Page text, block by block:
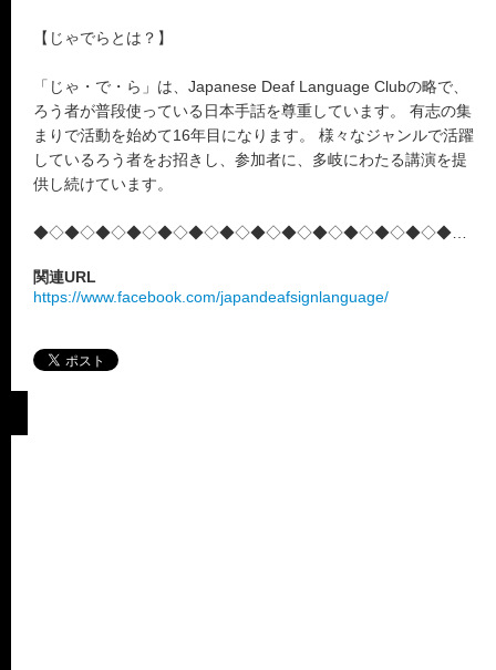
【じゃでらとは？】
「じゃ・で・ら」は、Japanese Deaf Language Clubの略で、
ろう者が普段使っている日本手話を尊重しています。 有志の集
まりで活動を始めて16年目になります。 様々なジャンルで活躍
しているろう者をお招きし、参加者に、多岐にわたる講演を提
供し続けています。
◆◇◆◇◆◇◆◇◆◇◆◇◆◇◆◇◆◇◆◇◆◇◆◇◆◇◆◇◆
関連URL
https://www.facebook.com/japandeafsignlanguage/